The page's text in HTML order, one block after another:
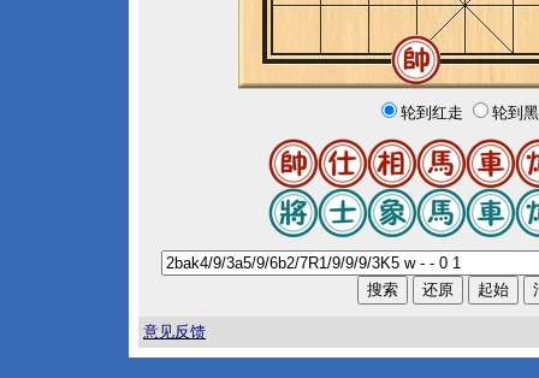
轮到红走 轮到
意见反馈